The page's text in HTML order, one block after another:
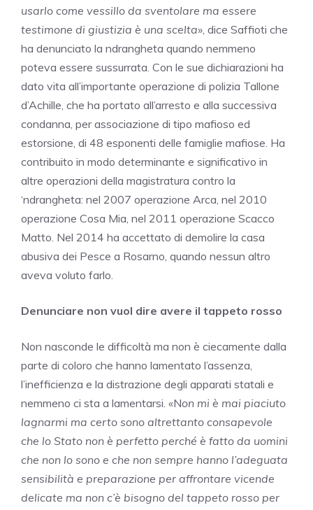
usarlo come vessillo da sventolare ma essere
testimone di giustizia è una scelta», dice Saffioti che
ha denunciato la ndrangheta quando nemmeno
poteva essere sussurrata. Con le sue dichiarazioni ha
dato vita all’importante operazione di polizia Tallone
d’Achille, che ha portato all’arresto e alla successiva
condanna, per associazione di tipo mafioso ed
estorsione, di 48 esponenti delle famiglie mafiose. Ha
contribuito in modo determinante e significativo in
altre operazioni della magistratura contro la
‘ndrangheta: nel 2007 operazione Arca, nel 2010
operazione Cosa Mia, nel 2011 operazione Scacco
Matto. Nel 2014 ha accettato di demolire la casa
abusiva dei Pesce a Rosarno, quando nessun altro
aveva voluto farlo.
Denunciare non vuol dire avere il tappeto rosso
Non nasconde le difficoltà ma non è ciecamente dalla
parte di coloro che hanno lamentato l’assenza,
l’inefficienza e la distrazione degli apparati statali e
nemmeno ci sta a lamentarsi. «Non mi è mai piaciuto
lagnarmi ma certo sono altrettanto consapevole
che lo Stato non è perfetto perché è fatto da uomini
che non lo sono e che non sempre hanno l’adeguata
sensibilità e preparazione per affrontare vicende
delicate ma non c’è bisogno del tappeto rosso per